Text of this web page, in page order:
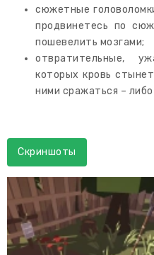
сюжетные
продвинетесь по
пошевелить мозгами;
отвратительные,
которых кровь
ними сражаться –
Скриншоты